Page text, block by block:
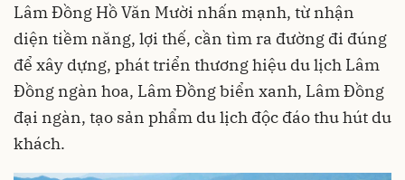
Lâm Đồng Hồ Văn Mười nhấn mạnh, từ nhận
diện tiềm năng, lợi thế, cần tìm ra đường đi đúng
để xây dựng, phát triển thương hiệu du lịch Lâm
Đồng ngàn hoa, Lâm Đồng biển xanh, Lâm Đồng
đại ngàn, tạo sản phẩm du lịch độc đáo thu hút du
khách.